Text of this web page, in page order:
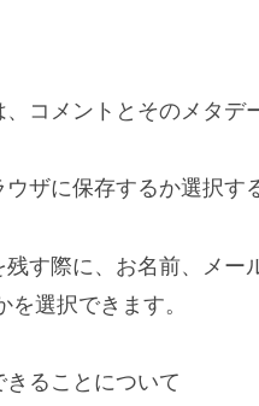
コメントとそのメタデ
ザに保存するか選択す
す際に、お名前、メー
選択できます。
ることについて